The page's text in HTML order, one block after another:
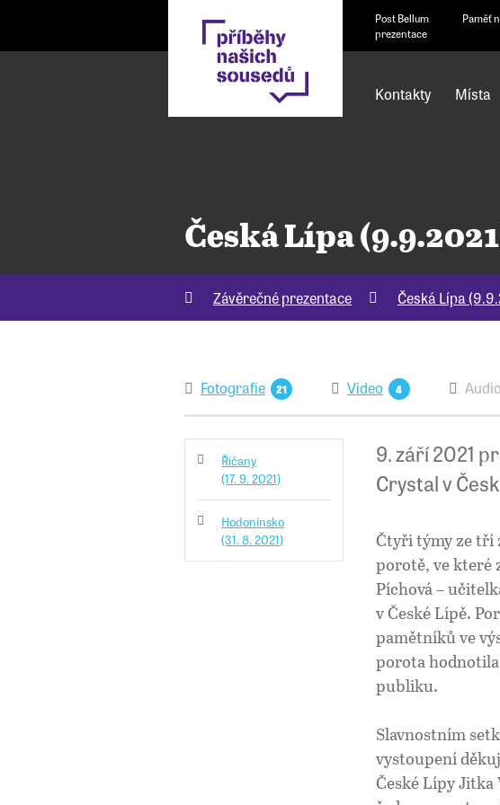
Post Bellum Paměť
prezentace
Kontakty Místa
Česká Lípa
Závěrečné prezentace Česká Lípa
Fotografie 21 Video 4 Audio
Říčany
(17. 9. 2021)
Hodonínsko
(31. 8. 2021)
9. září 2021
Crystal v
Čtyři týmy ze tří
porotě, ve které
Píchová –
v České Lípě.
pamětníků ve
porota
publiku.
Slavnostním
vystoupení
České Lípy